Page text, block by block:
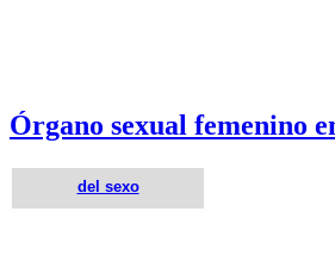
Órgano sexual femenino
del sexo